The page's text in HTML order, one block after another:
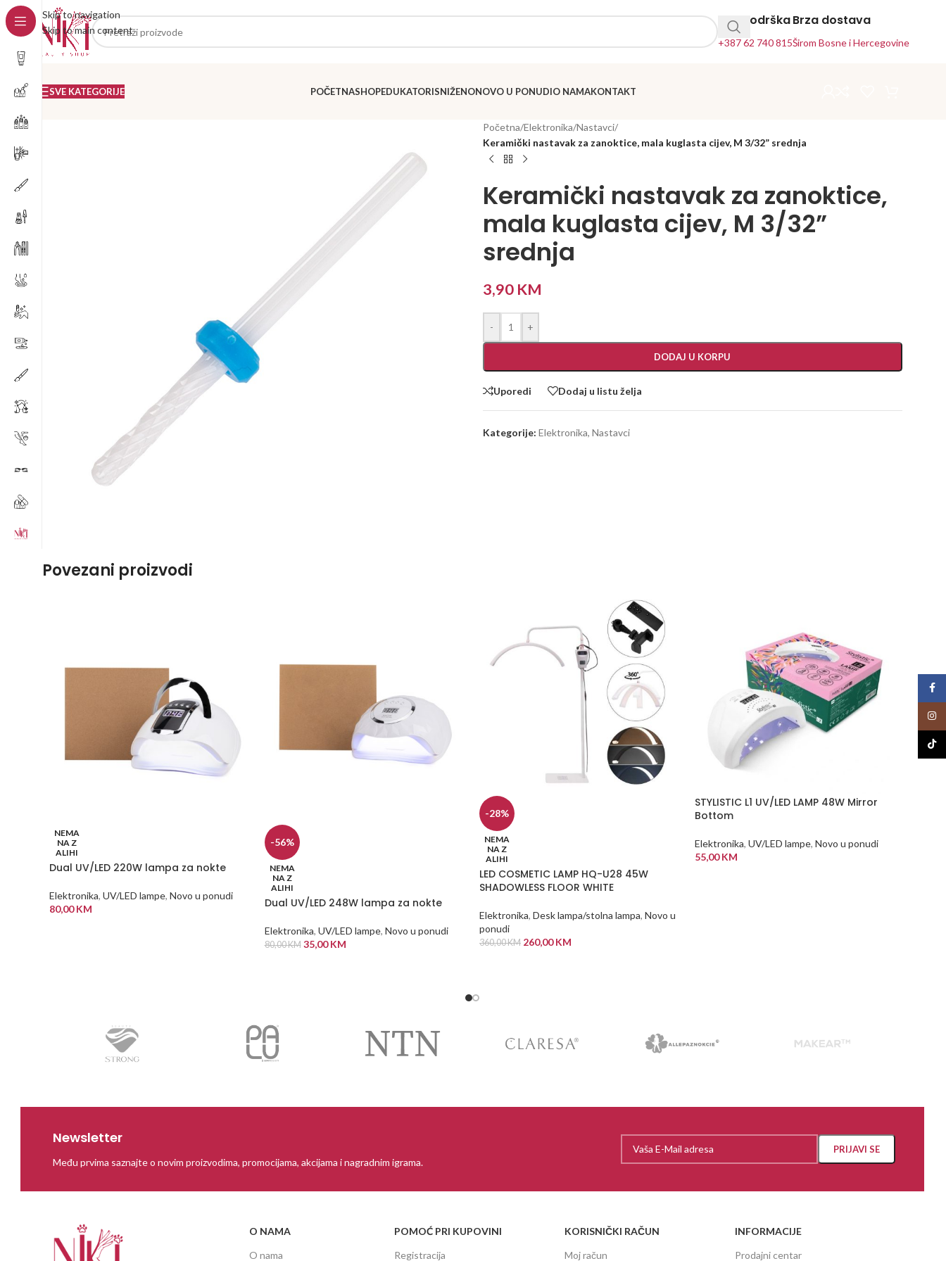
Skip to navigation
Skip to main content
24h Podrška
+387 62 740 815
Brza dostava
Širom Bosne i Hercegovine
SVE KATEGORIJE POČETNASHOPEDUKATORISNIŽENONOVO U PONUDIO NAMAKONTAKT
Početna/Elektronika/Nastavci/
Keramički nastavak za zanoktice, mala kuglasta cijev, M 3/32” srednja
Keramički nastavak za zanoktice,
mala kuglasta cijev, M 3/32”
srednja
3,90 KM
- +
DODAJ U KORPU
Uporedi Dodaj u listu želja
Kategorije: Elektronika, Nastavci
Povezani proizvodi
NEMA
NA Z
ALIHI
Dual UV/LED 220W lampa za nokte
Elektronika, UV/LED lampe, Novo u ponudi
80,00KM
-56%
NEMA
NA Z
ALIHI
Dual UV/LED 248W lampa za nokte
Elektronika, UV/LED lampe, Novo u ponudi
80,00KM 35,00KM
-28%
NEMA
NA Z
ALIHI
LED COSMETIC LAMP HQ-U28 45W
SHADOWLESS FLOOR WHITE
Elektronika, Desk lampa/stolna lampa, Novo u
ponudi
360,00KM 260,00KM
STYLISTIC L1 UV/LED LAMP 48W Mirror
Bottom
Elektronika, UV/LED lampe, Novo u ponudi
55,00KM
Newsletter
Među prvima saznajte o novim proizvodima, promocijama, akcijama i nagradnim igrama.
O NAMA
O nama
POMOĆ PRI KUPOVINI
Registracija
KORISNIČKI RAČUN
Moj račun
INFORMACIJE
Prodajni centar